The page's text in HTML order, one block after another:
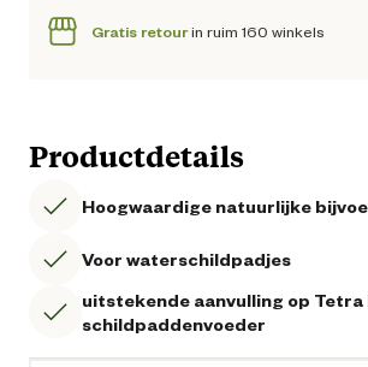
Gratis retourin ruim 160 winkels
Productdetails
Hoogwaardige natuurlijke
Voor waterschildpadjes
uitstekende aanvulling op Tetra
schildpaddenvoeder